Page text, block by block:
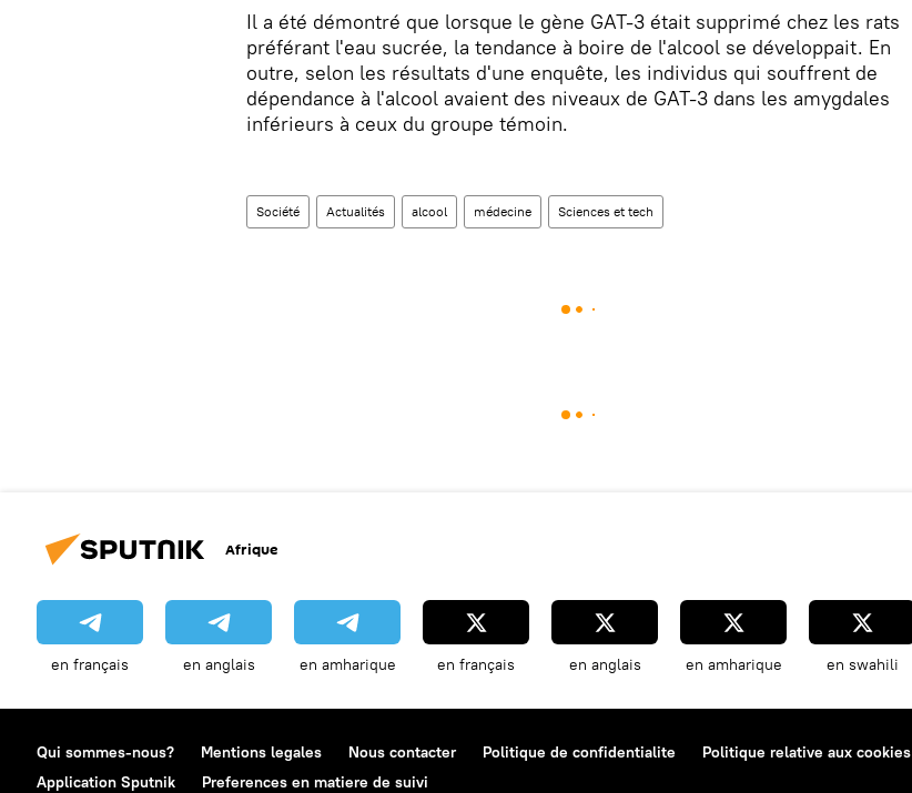
Il a été démontré que lorsque le gène GAT-3 était supprimé chez les rats
préférant l'eau sucrée, la tendance à boire de l'alcool se développait. En
outre, selon les résultats d'une enquête, les individus qui souffrent de
dépendance à l'alcool avaient des niveaux de GAT-3 dans les amygdales
inférieurs à ceux du groupe témoin.
Société Actualités alcool médecine Sciences et tech
Afrique
en français en anglais en amharique en français en anglais en amharique en swahili
Qui sommes-nous? Mentions legales Nous contacter Politique de confidentialite Politique relative aux cookies
Application Sputnik
Preferences en matiere de suivi